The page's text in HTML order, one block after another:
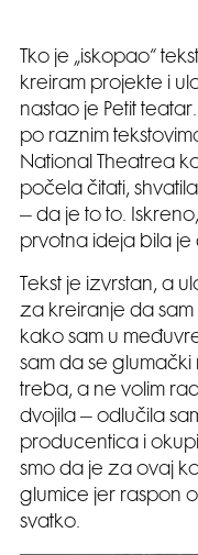
Tko je „iskopao“
kreiram projekte i
nastao je Petit
po raznim
National Theatrea
počela čitati,
– da je to to.
prvotna ideja bila je
Tekst je izvrstan, a
za kreiranje da sam
kako sam u
sam da se
treba, a ne volim
dvojila – odlučila
producentica i
smo da je za ovaj
glumice jer raspon
svatko.